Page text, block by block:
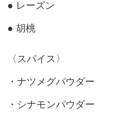
● レーズン
● 胡桃
〈スパイス〉
・ナツメグパウダー
・シナモンパウダー